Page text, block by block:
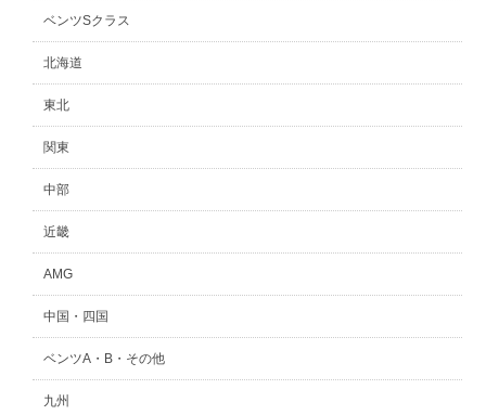
ベンツSクラス
北海道
東北
関東
中部
近畿
AMG
中国・四国
ベンツA・B・その他
九州